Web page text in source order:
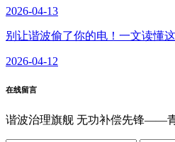
2026-04-13
别让谐波偷了你的电！一文读懂
2026-04-12
在线留言
谐波治理旗舰 无功补偿先锋——